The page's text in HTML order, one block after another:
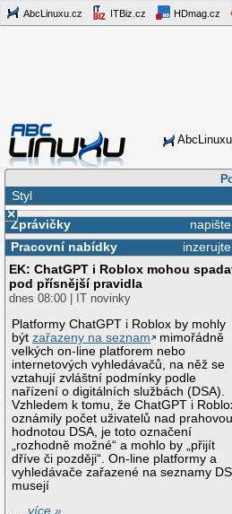
AbcLinuxu.cz ITBiz.cz HDmag.cz
AbcLinuxu
Styl
×
Zprávičky
Pracovní nabídky
EK: ChatGPT i Roblox mohou
pod přísnější pravidla
dnes 08:00 | IT novinky
Platformy ChatGPT i Roblox by mohly
býtzařazeny na seznam
mimořádně
velkých on-line platforem nebo
internetových vyhledávačů, na něž se
vztahují zvláštní podmínky podle
nařízení o digitálních službách (DSA).
Vzhledem k tomu, že ChatGPT i
oznámily počet uživatelů nad prahovou
hodnotou DSA, je toto označení
„rozhodně možné“ a mohlo by „přijít
dříve či později“. On-line platformy a
vyhledávače zařazené na seznamy
musejí
…více »